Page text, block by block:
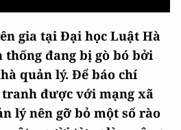
gia tại Đại học Luật Hà
thống đang bị gò bó bởi
quản lý. Để báo chí
được với mạng xã
lý nên gỡ bỏ một số rào